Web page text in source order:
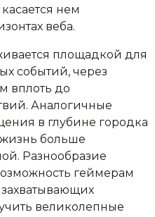
нем
веба.
площадкой для
событий, через
вплоть до
Аналогичные
в глубине городка
больше
Разнообразие
геймерам
великолепные